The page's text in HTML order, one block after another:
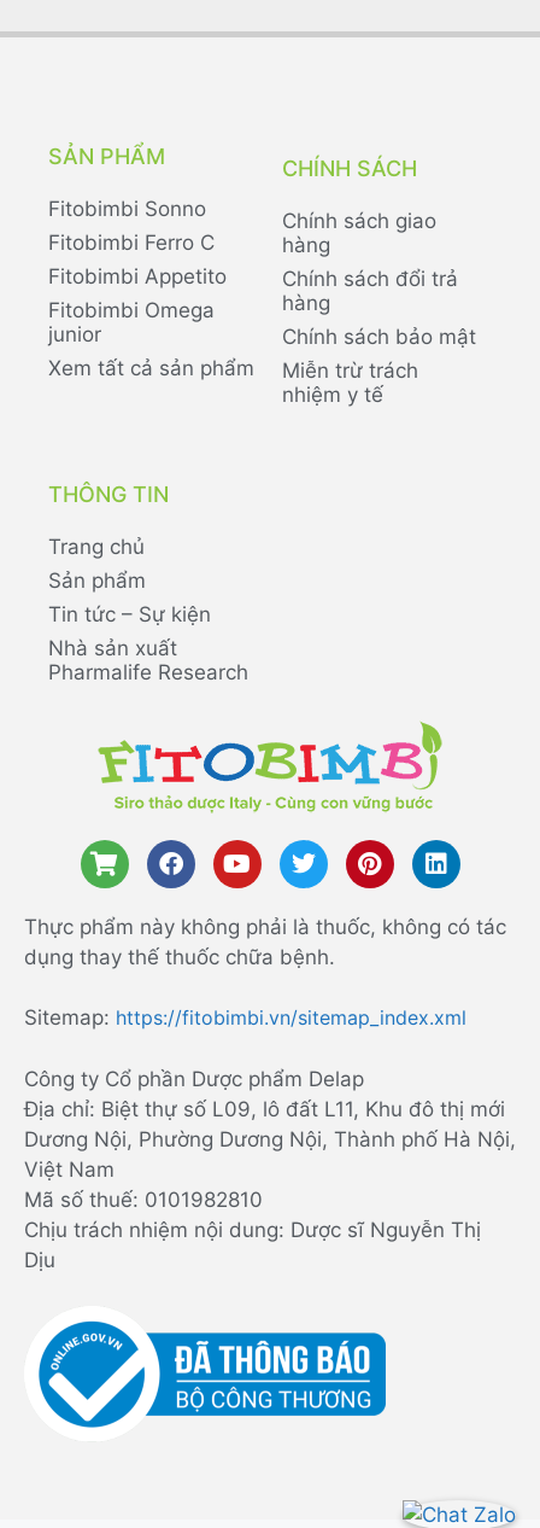
SẢN PHẨM
Fitobimbi Sonno
Fitobimbi Ferro C
Fitobimbi Appetito
Fitobimbi Omega
junior
Xem tất cả sản phẩm
CHÍNH SÁCH
Chính sách giao
hàng
Chính sách đổi trả
hàng
Chính sách bảo mật
Miễn trừ trách
nhiệm y tế
THÔNG TIN
Trang chủ
Sản phẩm
Tin tức – Sự kiện
Nhà sản xuất
Pharmalife Research
Thực phẩm này không phải là thuốc, không có tác
dụng thay thế thuốc chữa bệnh.
Sitemap: https://fitobimbi.vn/sitemap_index.xml
Công ty Cổ phần Dược phẩm Delap
Địa chỉ: Biệt thự số L09, lô đất L11, Khu đô thị mới
Dương Nội, Phường Dương Nội, Thành phố Hà Nội,
Việt Nam
Mã số thuế: 0101982810
Chịu trách nhiệm nội dung: Dược sĩ Nguyễn Thị
Dịu